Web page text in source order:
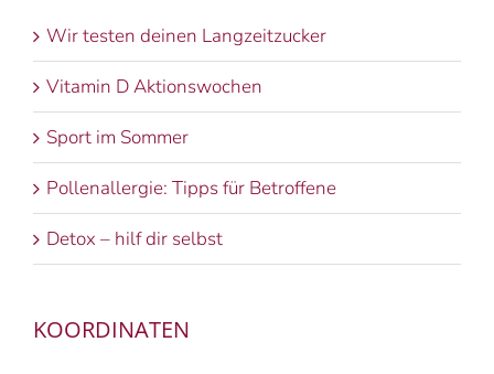
Wir testen deinen Langzeitzucker
Vitamin D Aktionswochen
Sport im Sommer
Pollenallergie: Tipps für Betroffene
Detox – hilf dir selbst
KOORDINATEN